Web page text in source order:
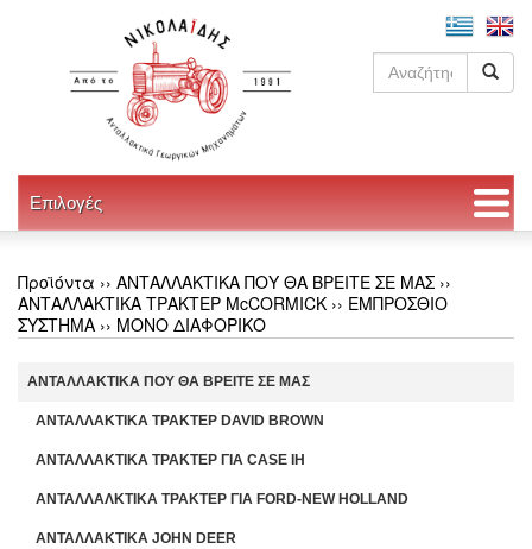
Επιλογές
Προϊόντα ›› ΑΝΤΑΛΛΑΚΤΙΚΑ ΠΟΥ ΘΑ ΒΡΕΙΤΕ ΣΕ ΜΑΣ ››
ΑΝΤΑΛΛΑΚΤΙΚΑ ΤΡΑΚΤΕΡ McCORMICK ›› ΕΜΠΡΟΣΘΙΟ
ΣΥΣΤΗΜΑ ›› ΜΟΝΟ ΔΙΑΦΟΡΙΚΟ
ΑΝΤΑΛΛΑΚΤΙΚΑ ΠΟΥ ΘΑ ΒΡΕΙΤΕ ΣΕ ΜΑΣ
ΑΝΤΑΛΛΑΚΤΙΚΑ ΤΡΑΚΤΕΡ DAVID BROWN
ΑΝΤΑΛΛΑΚΤΙΚΑ ΤΡΑΚΤΕΡ ΓΙΑ CASE IH
ΑΝΤΑΛΛΑΛΚΤΙΚΑ ΤΡΑΚΤΕΡ ΓΙΑ FORD-NEW HOLLAND
ΑΝΤΑΛΛΑΚΤΙΚΑ JOHN DEER